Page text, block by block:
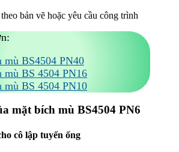
bản vẽ hoặc yêu cầu công trình
mù BS4504 PN40
mù BS 4504 PN16
mù BS 4504 PN10
mặt bích mù BS4504 PN6
cô lập tuyến ống